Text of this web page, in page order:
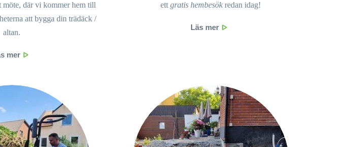
möte, där vi kommer hem till
att bygga din trädäck /
altan.
mer
ett gratis hembesökredan idag!
Läs mer